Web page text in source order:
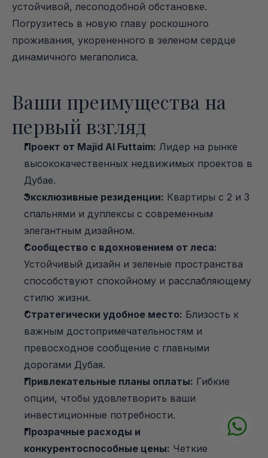
устойчивой, лесоподобной обстановке.
Погрузитесь в новую главу роскошного
проживания, укорененного в зеленом сердце
динамичного мегаполиса.
Ваши преимущества на
первый взгляд
Проект от Majid Al Futtaim: Лидер на рынке
высококачественных недвижимых проектов в
Дубае.
Эксклюзивные резиденции: Квартиры с 2 и 3
спальнями и дуплексы с современным
элегантным дизайном.
Сообщество с вдохновением от леса:
Устойчивый дизайн и зеленые пространства
способствуют спокойному и расслабляющему
стилю жизни.
Стратегически удобное место: Близость к
важным достопримечательностям и
превосходное сообщение с главными
дорогами Дубая.
Привлекательные планы оплаты: Гибкие
опции, чтобы удовлетворить ваши
инвестиционные потребности.
Прозрачные расходы и
конкурентоспособные цены: Четкие